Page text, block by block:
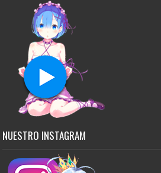
NUESTRO INSTAGRAM